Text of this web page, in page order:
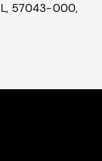
57043-000,